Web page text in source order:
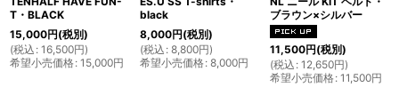
T・BLACK
15,000円(税別)
(税込 : 16,500円)
希望小売価格: 15,000円
black
8,000円(税別)
(税込 : 8,800円)
希望小売価格: 8,000円
ブラウン×シルバー
11,500円(税別)
(税込 : 12,650円)
希望小売価格: 11,500円